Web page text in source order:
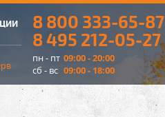
8 800 333-65-87
8 495 212-05-27
пн - пт 09:00 - 20:00
сб - вс 09:00 - 18:00